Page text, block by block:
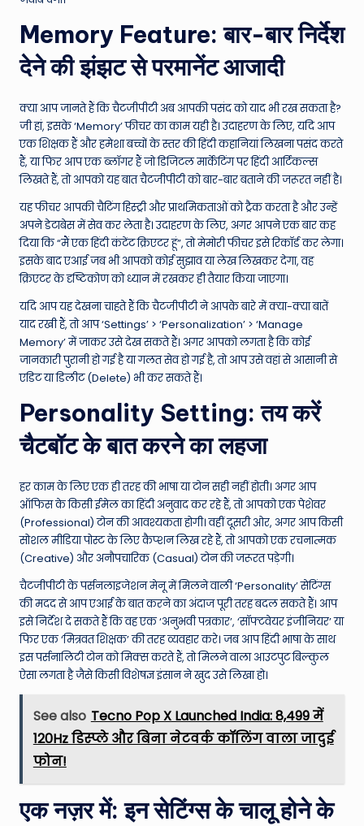
Memory Feature: बार-बार निर्देश
देने की झंझट से परमानेंट आजादी
क्या आप जानते हैं कि चैटजीपीटी अब आपकी पसंद को याद भी रख सकता है?
जी हां, इसके ‘Memory’ फीचर का काम यही है। उदाहरण के लिए, यदि आप
एक शिक्षक हैं और हमेशा बच्चों के स्तर की हिंदी कहानियां लिखना पसंद करते
हैं, या फिर आप एक ब्लॉगर हैं जो डिजिटल मार्केटिंग पर हिंदी आर्टिकल्स
लिखते हैं, तो आपको यह बात चैटजीपीटी को बार-बार बताने की जरूरत नहीं है।
यह फीचर आपकी चैटिंग हिस्ट्री और प्राथमिकताओं को ट्रैक करता है और उन्हें
अपने डेटाबेस में सेव कर लेता है। उदाहरण के लिए, अगर आपने एक बार कह
दिया कि “मैं एक हिंदी कंटेंट क्रिएटर हूं”, तो मेमोरी फीचर इसे रिकॉर्ड कर लेगा।
इसके बाद एआई जब भी आपको कोई सुझाव या लेख लिखकर देगा, वह
क्रिएटर के दृष्टिकोण को ध्यान में रखकर ही तैयार किया जाएगा।
यदि आप यह देखना चाहते हैं कि चैटजीपीटी ने आपके बारे में क्या-क्या बातें
याद रखी हैं, तो आप ‘Settings’ > ‘Personalization’ > ‘Manage
Memory’ में जाकर उसे देख सकते हैं। अगर आपको लगता है कि कोई
जानकारी पुरानी हो गई है या गलत सेव हो गई है, तो आप उसे वहां से आसानी से
एडिट या डिलीट (Delete) भी कर सकते हैं।
Personality Setting: तय करें
चैटबॉट के बात करने का लहजा
हर काम के लिए एक ही तरह की भाषा या टोन सही नहीं होती। अगर आप
ऑफिस के किसी ईमेल का हिंदी अनुवाद कर रहे हैं, तो आपको एक पेशेवर
(Professional) टोन की आवश्यकता होगी। वहीं दूसरी ओर, अगर आप किसी
सोशल मीडिया पोस्ट के लिए कैप्शन लिख रहे हैं, तो आपको एक रचनात्मक
(Creative) और अनौपचारिक (Casual) टोन की जरूरत पड़ेगी।
चैटजीपीटी के पर्सनलाइजेशन मेनू में मिलने वाली ‘Personality’ सेटिंग्स
की मदद से आप एआई के बात करने का अंदाज पूरी तरह बदल सकते हैं। आप
इसे निर्देश दे सकते हैं कि वह एक ‘अनुभवी पत्रकार’, ‘सॉफ्टवेयर इंजीनियर’ या
फिर एक ‘मित्रवत शिक्षक’ की तरह व्यवहार करे। जब आप हिंदी भाषा के साथ
इस पर्सनालिटी टोन को मिक्स करते हैं, तो मिलने वाला आउटपुट बिल्कुल
ऐसा लगता है जैसे किसी विशेषज्ञ इंसान ने खुद उसे लिखा हो।
See also Tecno Pop X Launched India: ₹8,499 में
120Hz डिस्प्ले और बिना नेटवर्क कॉलिंग वाला जादुई
फोन!
एक नज़र में: इन सेटिंग्स के चालू होने के